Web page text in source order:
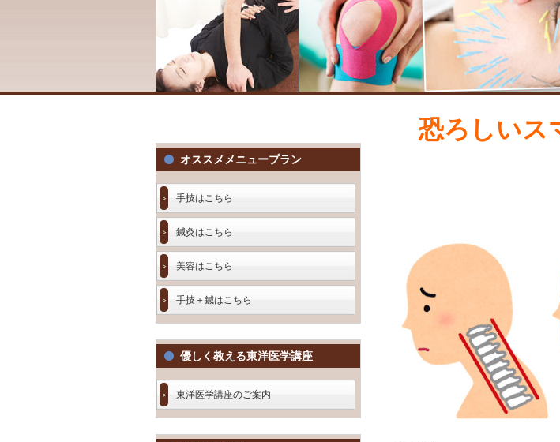
オススメメニュープラン
手技はこちら
鍼灸はこちら
美容はこちら
手技＋鍼はこちら
優しく教える東洋医学講座
東洋医学講座のご案内
恐ろしいス